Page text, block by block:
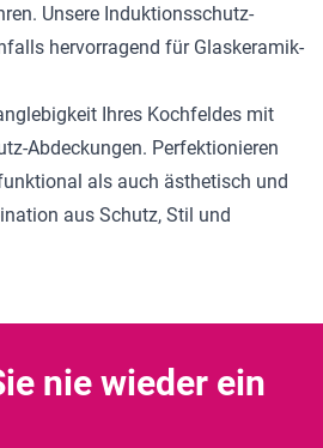
Unsere Induktionsschutz-
hervorragend für Glaskeramik-
Ihres Kochfeldes mit
Abdeckungen. Perfektionieren
als auch ästhetisch und
aus Schutz, Stil und
nie wieder ein